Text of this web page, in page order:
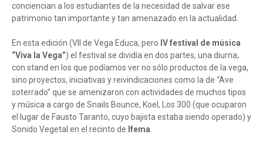
conciencian a los estudiantes de la necesidad de salvar ese
patrimonio tan importante y tan amenazado en la actualidad.
En esta edición (VII de Vega Educa, pero IV festival de música
“Viva la Vega”) el festival se dividía en dos partes, una diurna,
con stand en los que podíamos ver no sólo productos de la vega,
sino proyectos, iniciativas y reivindicaciones como la de “Ave
soterrado” que se amenizaron con actividades de muchos tipos
y música a cargo de Snails Bounce, Koel, Los 300 (que ocuparon
el lugar de Fausto Taranto, cuyo bajista estaba siendo operado) y
Sonido Vegetal en el recinto de Ifema.